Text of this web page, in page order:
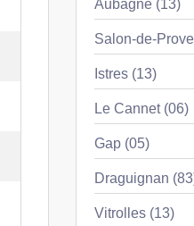
Aubagne (13)
Salon-de-
Istres (13)
Le Cannet (06)
Gap (05)
Draguignan
Vitrolles (13)